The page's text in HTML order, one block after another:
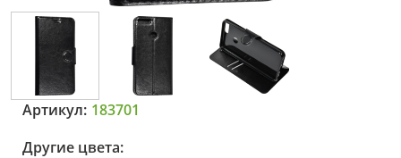
Артикул: 183701
Другие цвета: